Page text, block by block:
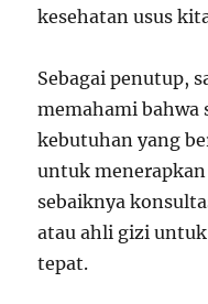
kesehatan usus
Sebagai penutup,
memahami
kebutuhan yang
untuk
sebaiknya
atau ahli gizi
tepat.